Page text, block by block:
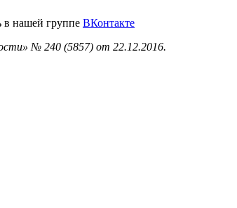
в нашей группе ВКонтакте
№ 240 (5857) от 22.12.2016.